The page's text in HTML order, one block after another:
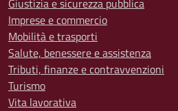
Giustizia e sicurezza pubblica
Imprese e commercio
Mobilità e trasporti
Salute, benessere e assistenza
Tributi, finanze e contravvenzioni
Turismo
Vita lavorativa